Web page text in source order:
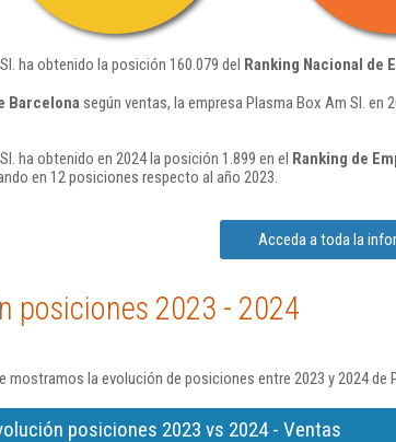
ha obtenido la posición 160.079 del Ranking Nacional de
Barcelona según ventas, la empresa Plasma Box Am Sl.
ha obtenido en 2024 la posición 1.899 en el Ranking de
en 12 posiciones respecto al año 2023.
Acceda a toda la
posiciones 2023 - 2024
mostramos la evolución de posiciones entre 2023 y 2024
posiciones 2023 vs 2024 - Ventas